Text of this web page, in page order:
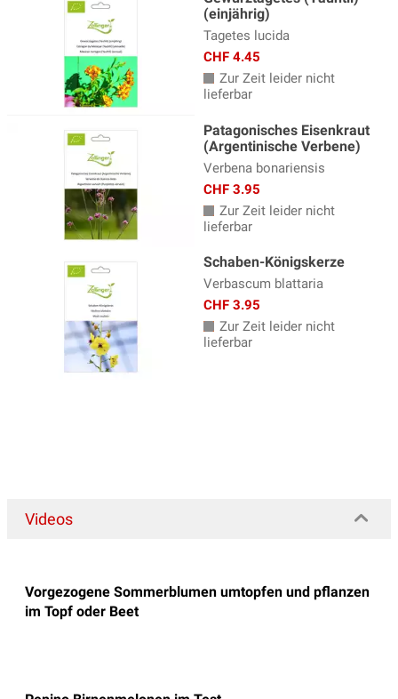
(einjährig)
Tagetes lucida
CHF 4.45
Zur Zeit leider nicht
lieferbar
Patagonisches Eisenkraut
(Argentinische Verbene)
Verbena bonariensis
CHF 3.95
Zur Zeit leider nicht
lieferbar
Schaben-Königskerze
Verbascum blattaria
CHF 3.95
Zur Zeit leider nicht
lieferbar
Videos
Vorgezogene Sommerblumen umtopfen und pflanzen
im Topf oder Beet